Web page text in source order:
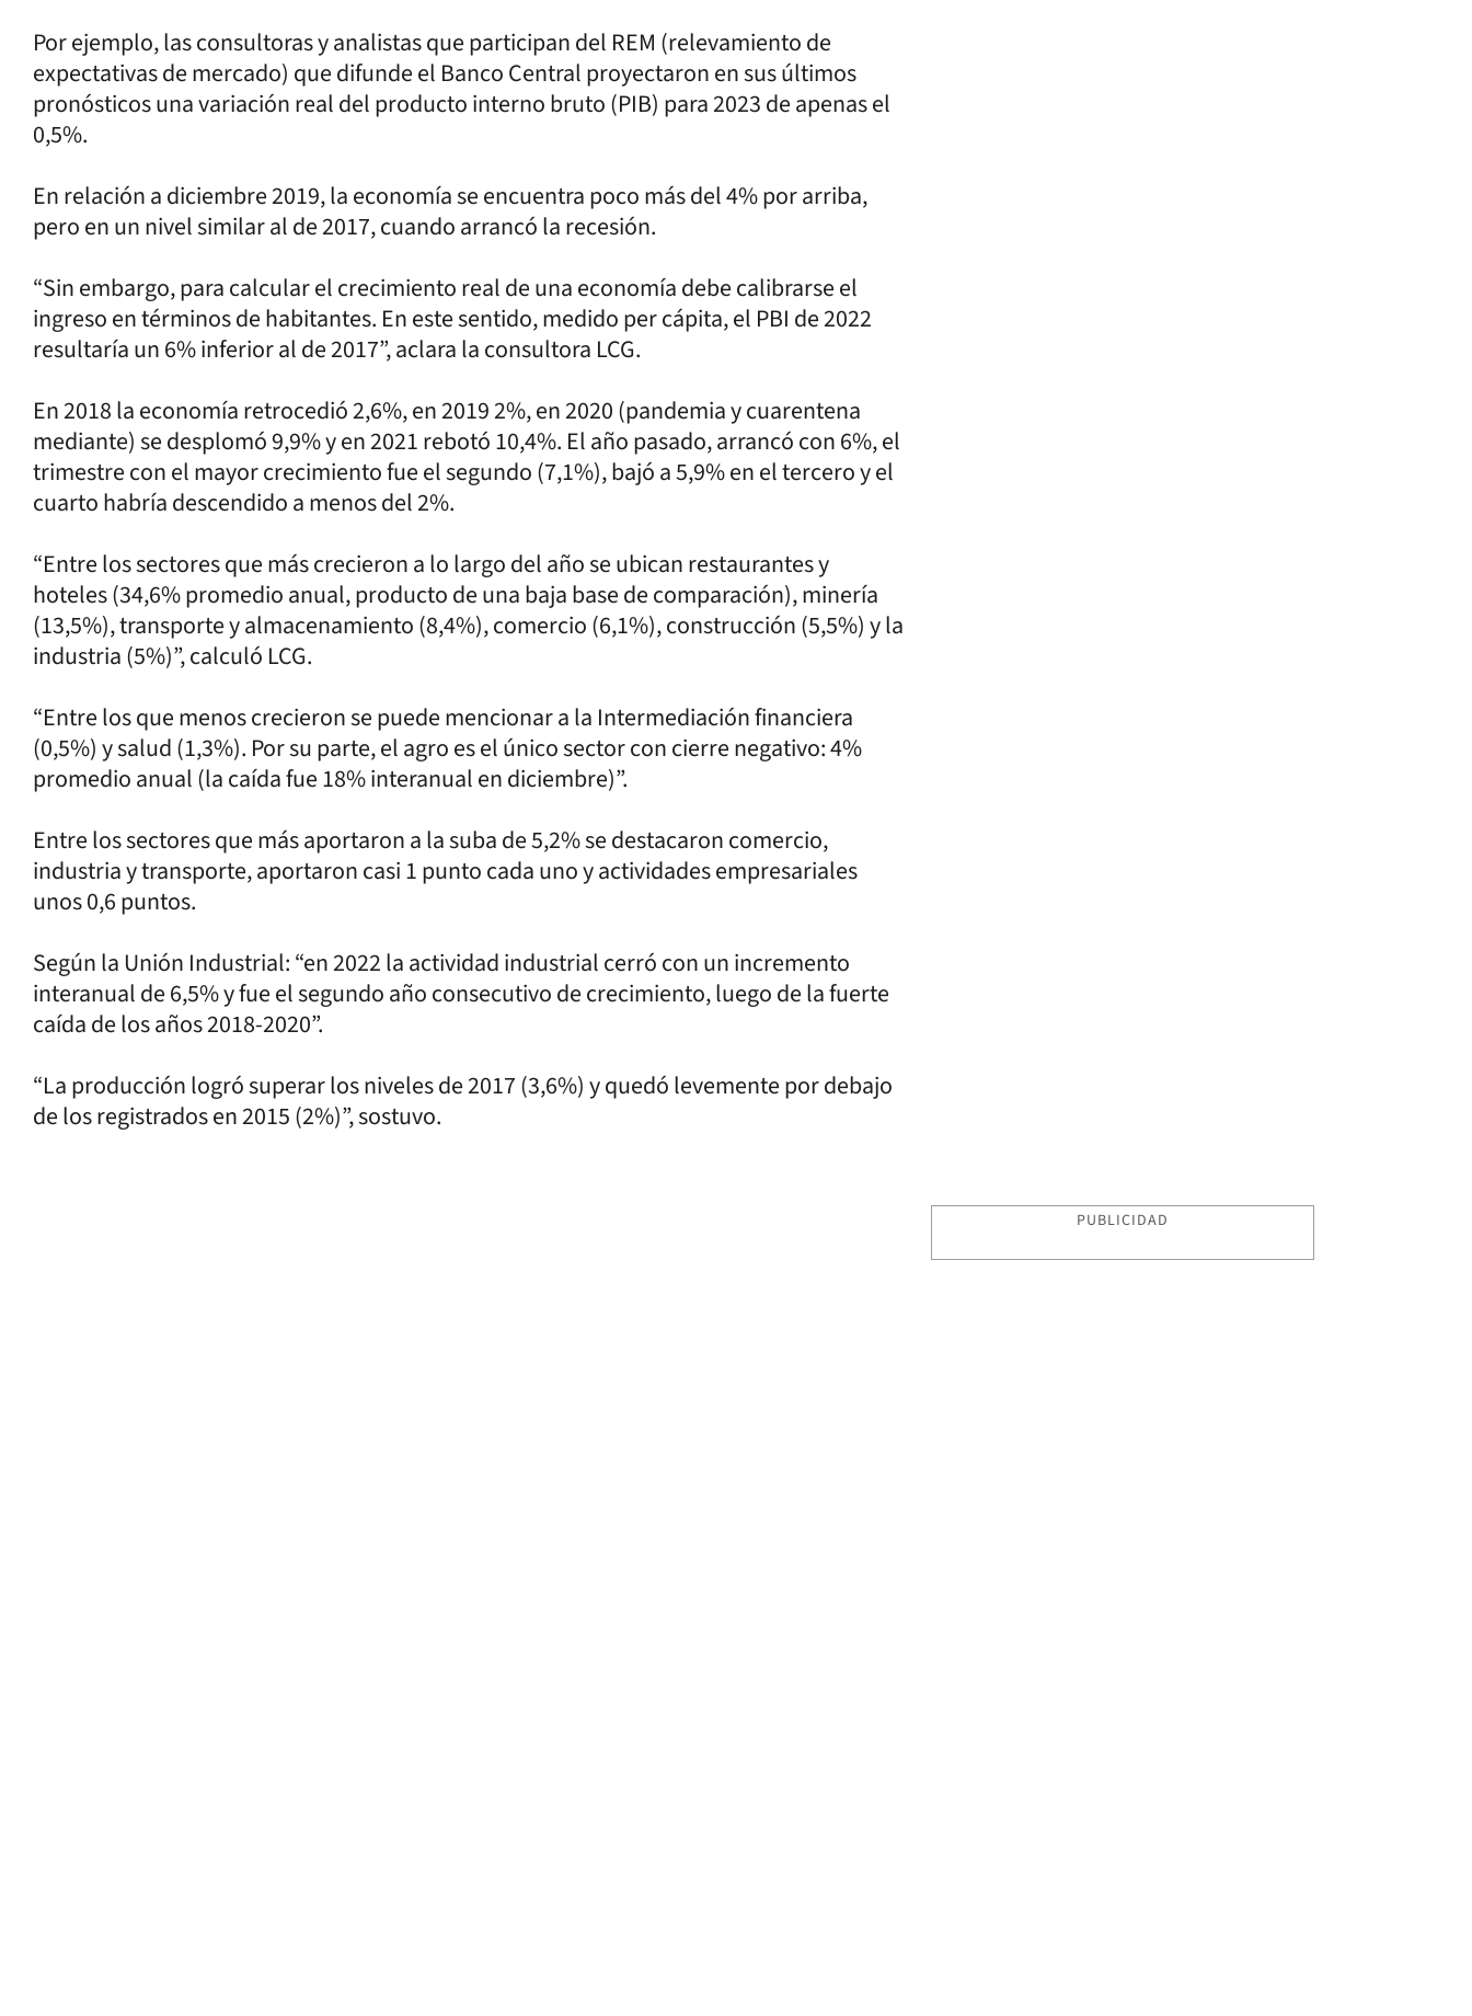
Por ejemplo, las consultoras y analistas que participan del REM (relevamiento de
expectativas de mercado) que difunde el Banco Central proyectaron en sus últimos
pronósticos una variación real del producto interno bruto (PIB) para 2023 de apenas el
0,5%.
En relación a diciembre 2019, la economía se encuentra poco más del 4% por arriba,
pero en un nivel similar al de 2017, cuando arrancó la recesión.
“Sin embargo, para calcular el crecimiento real de una economía debe calibrarse el
ingreso en términos de habitantes. En este sentido, medido per cápita, el PBI de 2022
resultaría un 6% inferior al de 2017”, aclara la consultora LCG.
En 2018 la economía retrocedió 2,6%, en 2019 2%, en 2020 (pandemia y cuarentena
mediante) se desplomó 9,9% y en 2021 rebotó 10,4%. El año pasado, arrancó con 6%, el
trimestre con el mayor crecimiento fue el segundo (7,1%), bajó a 5,9% en el tercero y el
cuarto habría descendido a menos del 2%.
“Entre los sectores que más crecieron a lo largo del año se ubican restaurantes y
hoteles (34,6% promedio anual, producto de una baja base de comparación), minería
(13,5%), transporte y almacenamiento (8,4%), comercio (6,1%), construcción (5,5%) y la
industria (5%)”, calculó LCG.
“Entre los que menos crecieron se puede mencionar a la Intermediación financiera
(0,5%) y salud (1,3%). Por su parte, el agro es el único sector con cierre negativo: 4%
promedio anual (la caída fue 18% interanual en diciembre)”.
Entre los sectores que más aportaron a la suba de 5,2% se destacaron comercio,
industria y transporte, aportaron casi 1 punto cada uno y actividades empresariales
unos 0,6 puntos.
Según la Unión Industrial: “en 2022 la actividad industrial cerró con un incremento
interanual de 6,5% y fue el segundo año consecutivo de crecimiento, luego de la fuerte
caída de los años 2018-2020”.
“La producción logró superar los niveles de 2017 (3,6%) y quedó levemente por debajo
de los registrados en 2015 (2%)”, sostuvo.
PUBLICIDAD